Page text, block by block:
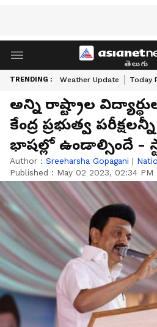
తెలుగు
TRENDING : Weather Update Today
అన్ని రాష్ట్రాల
కేంద్ర ప్రభుత్వ
భాషల్లో ఉండాల్సిందే -
Author : Sreeharsha Gopagani |
Published : May 02 2023, 02:34 PM